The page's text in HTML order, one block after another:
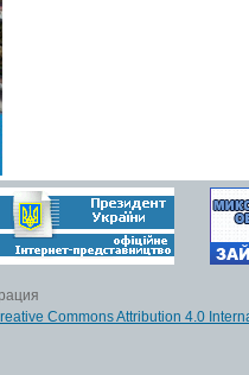
Commons Attribution 4.0